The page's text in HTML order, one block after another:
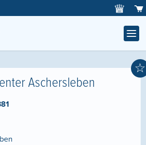
☆
Aschersleben